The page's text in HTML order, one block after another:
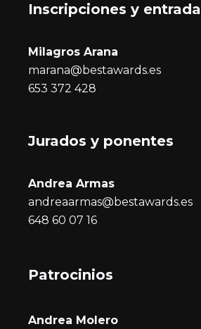
Inscripciones y entrada
Milagros Arana
marana@bestawards.es
653 372 428
Jurados y ponentes
Andrea Armas
andreaarmas@bestawards.es
648 60 07 16
Patrocinios
Andrea Molero